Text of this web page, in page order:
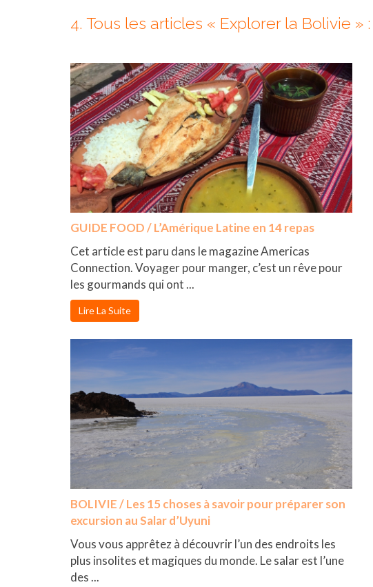
4. Tous les articles « Explorer la Bolivie » :
GUIDE FOOD / L’Amérique Latine en 14 repas
Cet article est paru dans le magazine Americas
Connection. Voyager pour manger, c’est un rêve pour
les gourmands qui ont ...
Lire La Suite
BOLIVIE / Les 15 choses à savoir pour préparer son
excursion au Salar d’Uyuni
Vous vous apprêtez à découvrir l’un des endroits les
plus insolites et magiques du monde. Le salar est l’une
des ...